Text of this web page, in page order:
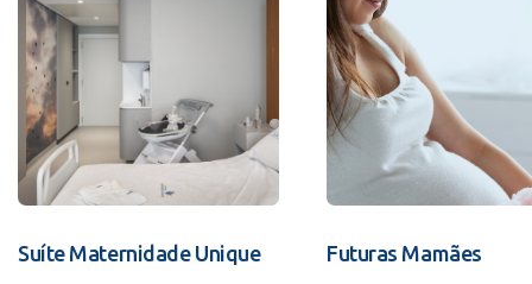
Suíte Maternidade Unique Futuras Mamães